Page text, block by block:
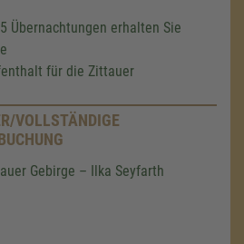
Übernachtungen erhalten Sie
für die Zittauer
VOLLSTÄNDIGE
Gebirge – Ilka Seyfarth